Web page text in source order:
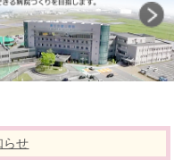
らせ